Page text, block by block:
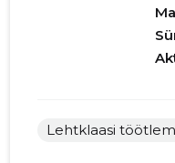
Lehtklaasi